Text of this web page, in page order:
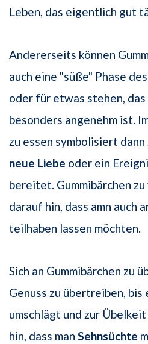
Leben, das eigentlich gut
Andererseits können
auch eine "süße" Phase
oder für etwas stehen, das
besonders angenehm ist.
zu essen symbolisiert
neue Liebe oder ein
bereitet. Gummibärchen
darauf hin, dass amn auch
teilhaben lassen möchten.
Sich an Gummibärchen zu
Genuss zu übertreiben,
umschlägt und zur
hin, dass man Sehnsüchte